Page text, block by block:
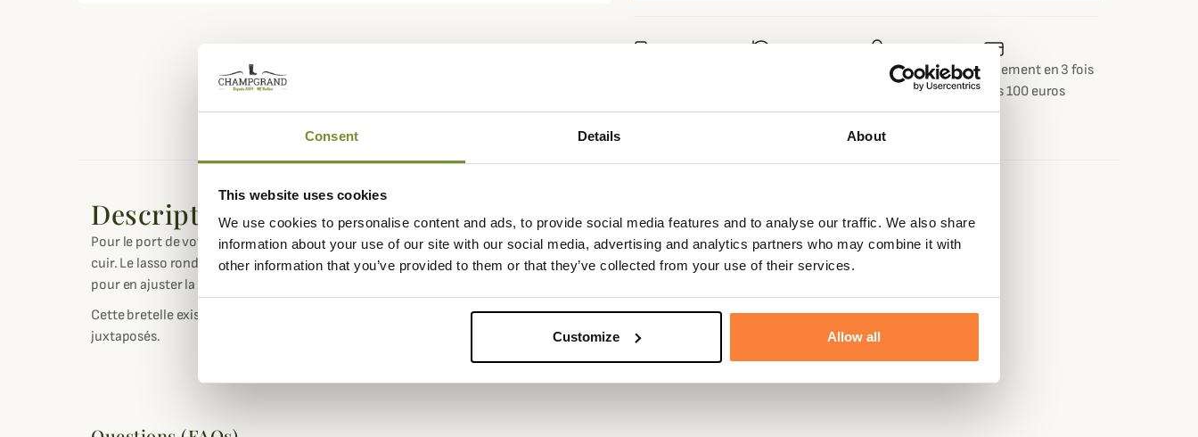
Consent Details About
This website uses cookies
We use cookies to personalise content and ads, to provide social media features and to analyse our traffic. We also share
information about your use of our site with our social media, advertising and analytics partners who may combine it with
other information that you’ve provided to them or that they’ve collected from your use of their services.
Customize Allow all
Paiement sécurisé
Paiement en 3 fois
dès 100 euros
Description
Pour le port de votre arme, Country Sellerie nous présente cette bretelle à pince en
cuir. Le lasso rond s'adapte à tout type d'arme et la bretelle est réglable par sangle
pour en ajuster la longueur.
Cette bretelle existe pour modèles d'armes à canons superposés ou à canons
juxtaposés.
Fiche technique
Matière Cuir
fabrication
Coloris